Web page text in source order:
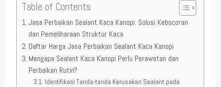
Table of Contents
Jasa Perbaikan Sealant Kaca Kanopi: Solusi Kebocoran
dan Pemeliharaan Struktur Kaca
Daftar Harga Jasa Perbaikan Sealant Kaca Kanopi
Mengapa Sealant Kaca Kanopi Perlu Perawatan dan
Perbaikan Rutin?
Identifikasi Tanda-tanda Kerusakan Sealant pada